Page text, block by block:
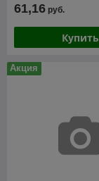
61,16 руб.
Купить
Акция